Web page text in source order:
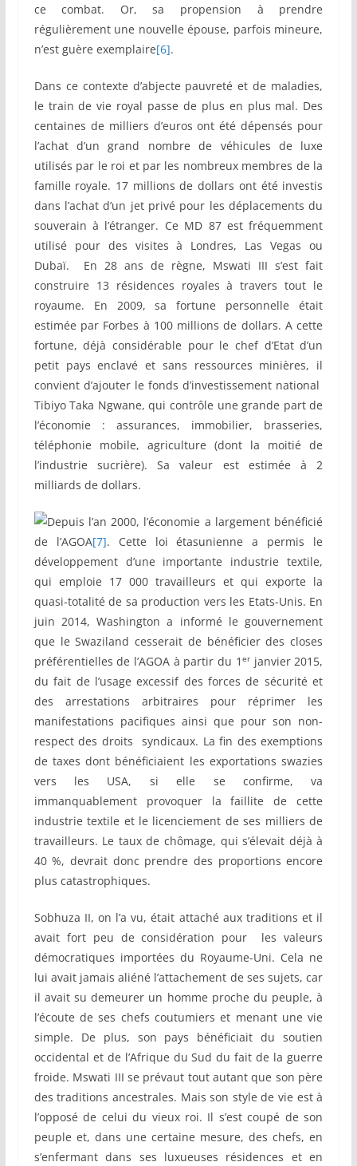
ce combat. Or, sa propension à prendre
régulièrement une nouvelle épouse, parfois mineure,
n’est guère exemplaire[6].
Dans ce contexte d’abjecte pauvreté et de maladies,
le train de vie royal passe de plus en plus mal. Des
centaines de milliers d’euros ont été dépensés pour
l’achat d’un grand nombre de véhicules de luxe
utilisés par le roi et par les nombreux membres de la
famille royale. 17 millions de dollars ont été investis
dans l’achat d’un jet privé pour les déplacements du
souverain à l’étranger. Ce MD 87 est fréquemment
utilisé pour des visites à Londres, Las Vegas ou
Dubaï. En 28 ans de règne, Mswati III s’est fait
construire 13 résidences royales à travers tout le
royaume. En 2009, sa fortune personnelle était
estimée par Forbes à 100 millions de dollars. A cette
fortune, déjà considérable pour le chef d’Etat d’un
petit pays enclavé et sans ressources minières, il
convient d’ajouter le fonds d’investissement national
Tibiyo Taka Ngwane, qui contrôle une grande part de
l’économie : assurances, immobilier, brasseries,
téléphonie mobile, agriculture (dont la moitié de
l’industrie sucrière). Sa valeur est estimée à 2
milliards de dollars.
Depuis l’an 2000, l’économie a largement bénéficié
de l’AGOA[7]. Cette loi étasunienne a permis le
développement d’une importante industrie textile,
qui emploie 17 000 travailleurs et qui exporte la
quasi-totalité de sa production vers les Etats-Unis. En
juin 2014, Washington a informé le gouvernement
que le Swaziland cesserait de bénéficier des closes
préférentielles de l’AGOA à partir du 1 erjanvier 2015,
du fait de l’usage excessif des forces de sécurité et
des arrestations arbitraires pour réprimer les
manifestations pacifiques ainsi que pour son non-
respect des droits syndicaux. La fin des exemptions
de taxes dont bénéficiaient les exportations swazies
vers les USA, si elle se confirme, va
immanquablement provoquer la faillite de cette
industrie textile et le licenciement de ses milliers de
travailleurs. Le taux de chômage, qui s’élevait déjà à
40 %, devrait donc prendre des proportions encore
plus catastrophiques.
Sobhuza II, on l’a vu, était attaché aux traditions et il
avait fort peu de considération pour les valeurs
démocratiques importées du Royaume-Uni. Cela ne
lui avait jamais aliéné l’attachement de ses sujets, car
il avait su demeurer un homme proche du peuple, à
l’écoute de ses chefs coutumiers et menant une vie
simple. De plus, son pays bénéficiait du soutien
occidental et de l’Afrique du Sud du fait de la guerre
froide. Mswati III se prévaut tout autant que son père
des traditions ancestrales. Mais son style de vie est à
l’opposé de celui du vieux roi. Il s’est coupé de son
peuple et, dans une certaine mesure, des chefs, en
s’enfermant dans ses luxueuses résidences et en